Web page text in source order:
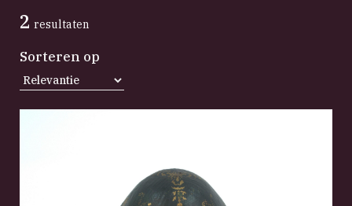
2 resultaten
Sorteren op